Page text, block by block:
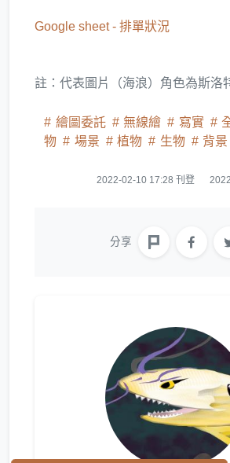
Google sheet - 排單狀況
註：代表圖片（海浪）角色為斯洛
繪圖委託 無線繪 寫實
物
場景 植物 生物 背景
2022-02-10 17:28 刊登
分享